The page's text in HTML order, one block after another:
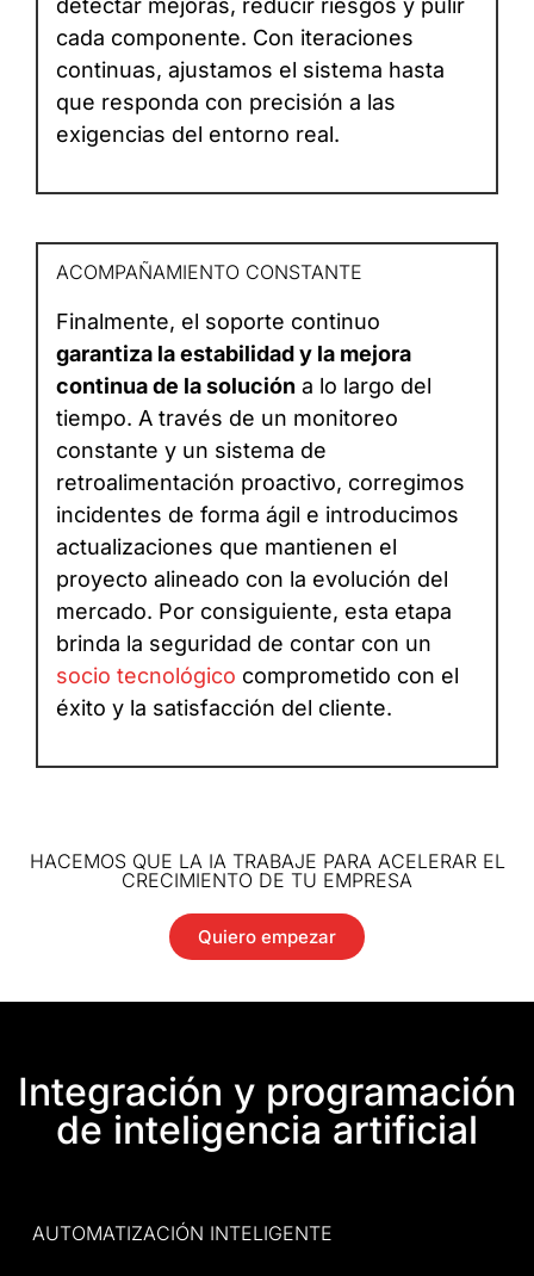
detectar mejoras, reducir riesgos y pulir
cada componente. Con iteraciones
continuas, ajustamos el sistema hasta
que responda con precisión a las
exigencias del entorno real.
ACOMPAÑAMIENTO CONSTANTE
Finalmente, el soporte continuo
garantiza la estabilidad y la mejora
continua de la solución a lo largo del
tiempo. A través de un monitoreo
constante y un sistema de
retroalimentación proactivo, corregimos
incidentes de forma ágil e introducimos
actualizaciones que mantienen el
proyecto alineado con la evolución del
mercado. Por consiguiente, esta etapa
brinda la seguridad de contar con un
socio tecnológico comprometido con el
éxito y la satisfacción del cliente.
HACEMOS QUE LA IA TRABAJE PARA ACELERAR EL
CRECIMIENTO DE TU EMPRESA
Quiero empezar
Integración y programación
de inteligencia artificial
AUTOMATIZACIÓN INTELIGENTE